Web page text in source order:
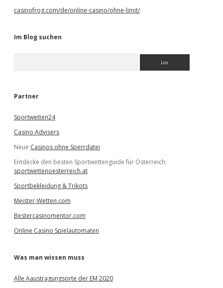
casinofrog.com/de/online-casino/ohne-limit/
Im Blog suchen
e
Partner
Sportwetten24
Casino Advisers
Neue Casinos ohne Sperrdatei
Entdecke den besten Sportwettenguide für Österreich:
sportwettenoesterreich.at
Sportbekleidung & Trikots
Meister-Wetten.com
Bestercasinomentor.com
Online Casino Spielautomaten
Was man wissen muss
Alle Aaustragungsorte der EM 2020